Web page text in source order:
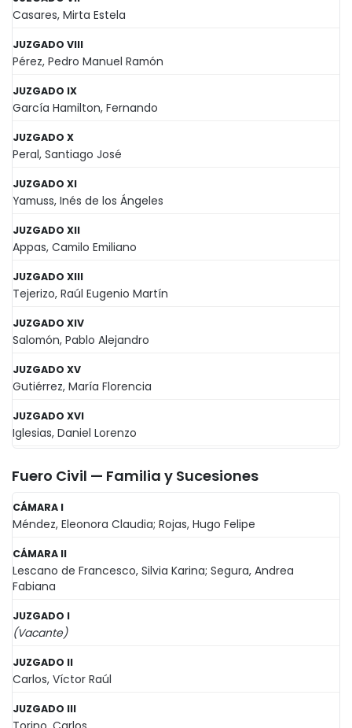
Casares, Mirta Estela
JUZGADO VIII
Pérez, Pedro Manuel Ramón
JUZGADO IX
García Hamilton, Fernando
JUZGADO X
Peral, Santiago José
JUZGADO XI
Yamuss, Inés de los Ángeles
JUZGADO XII
Appas, Camilo Emiliano
JUZGADO XIII
Tejerizo, Raúl Eugenio Martín
JUZGADO XIV
Salomón, Pablo Alejandro
JUZGADO XV
Gutiérrez, María Florencia
JUZGADO XVI
Iglesias, Daniel Lorenzo
Fuero Civil — Familia y Sucesiones
CÁMARA I
Méndez, Eleonora Claudia; Rojas, Hugo Felipe
CÁMARA II
Lescano de Francesco, Silvia Karina; Segura, Andrea
Fabiana
JUZGADO I
(Vacante)
JUZGADO II
Carlos, Víctor Raúl
JUZGADO III